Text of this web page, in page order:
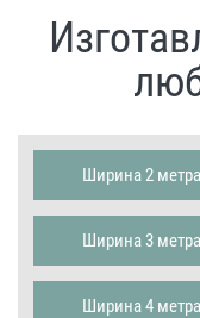
Ширина 2 метра
Ширина 3 метра
Ширина 4 метра